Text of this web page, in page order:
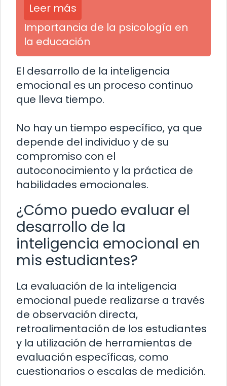
Leer más
Importancia de la psicología en
la educación
El desarrollo de la inteligencia
emocional es un proceso continuo
que lleva tiempo.
No hay un tiempo específico, ya que
depende del individuo y de su
compromiso con el
autoconocimiento y la práctica de
habilidades emocionales.
¿Cómo puedo evaluar el
desarrollo de la
inteligencia emocional en
mis estudiantes?
La evaluación de la inteligencia
emocional puede realizarse a través
de observación directa,
retroalimentación de los estudiantes
y la utilización de herramientas de
evaluación específicas, como
cuestionarios o escalas de medición.